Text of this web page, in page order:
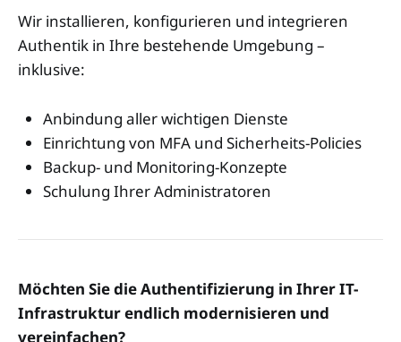
Wir installieren, konfigurieren und integrieren
Authentik in Ihre bestehende Umgebung –
inklusive:
Anbindung aller wichtigen Dienste
Einrichtung von MFA und Sicherheits-Policies
Backup- und Monitoring-Konzepte
Schulung Ihrer Administratoren
Möchten Sie die Authentifizierung in Ihrer IT-
Infrastruktur endlich modernisieren und
vereinfachen?